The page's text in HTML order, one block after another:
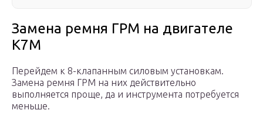
Замена ремня ГРМ на двигателе
К7М
Перейдем к 8-клапанным силовым установкам.
Замена ремня ГРМ на них действительно
выполняется проще, да и инструмента потребуется
меньше.